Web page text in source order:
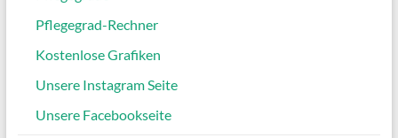
Pflegegrad-Rechner
Kostenlose Grafiken
Unsere Instagram Seite
Unsere Facebookseite